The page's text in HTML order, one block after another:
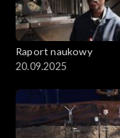
Raport naukowy
20.09.2025